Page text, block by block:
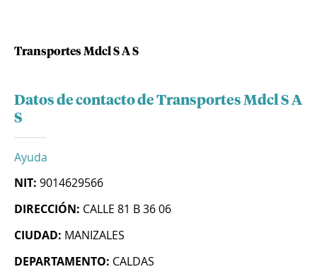
Transportes Mdcl S A S
Datos de contacto de Transportes Mdcl S A
S
Ayuda
NIT: 9014629566
DIRECCIÓN: CALLE 81 B 36 06
CIUDAD: MANIZALES
DEPARTAMENTO: CALDAS